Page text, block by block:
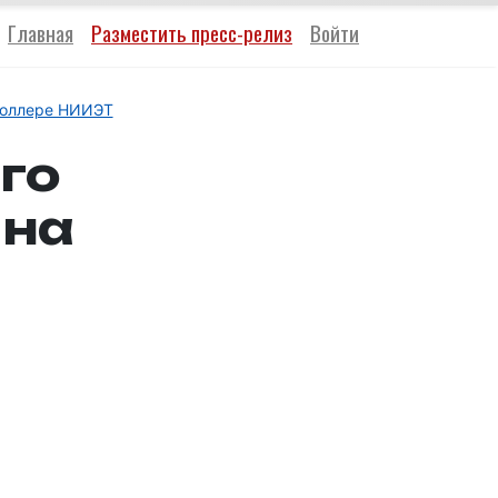
Главная Разместить пресс-релиз Войти
НИИЭТ